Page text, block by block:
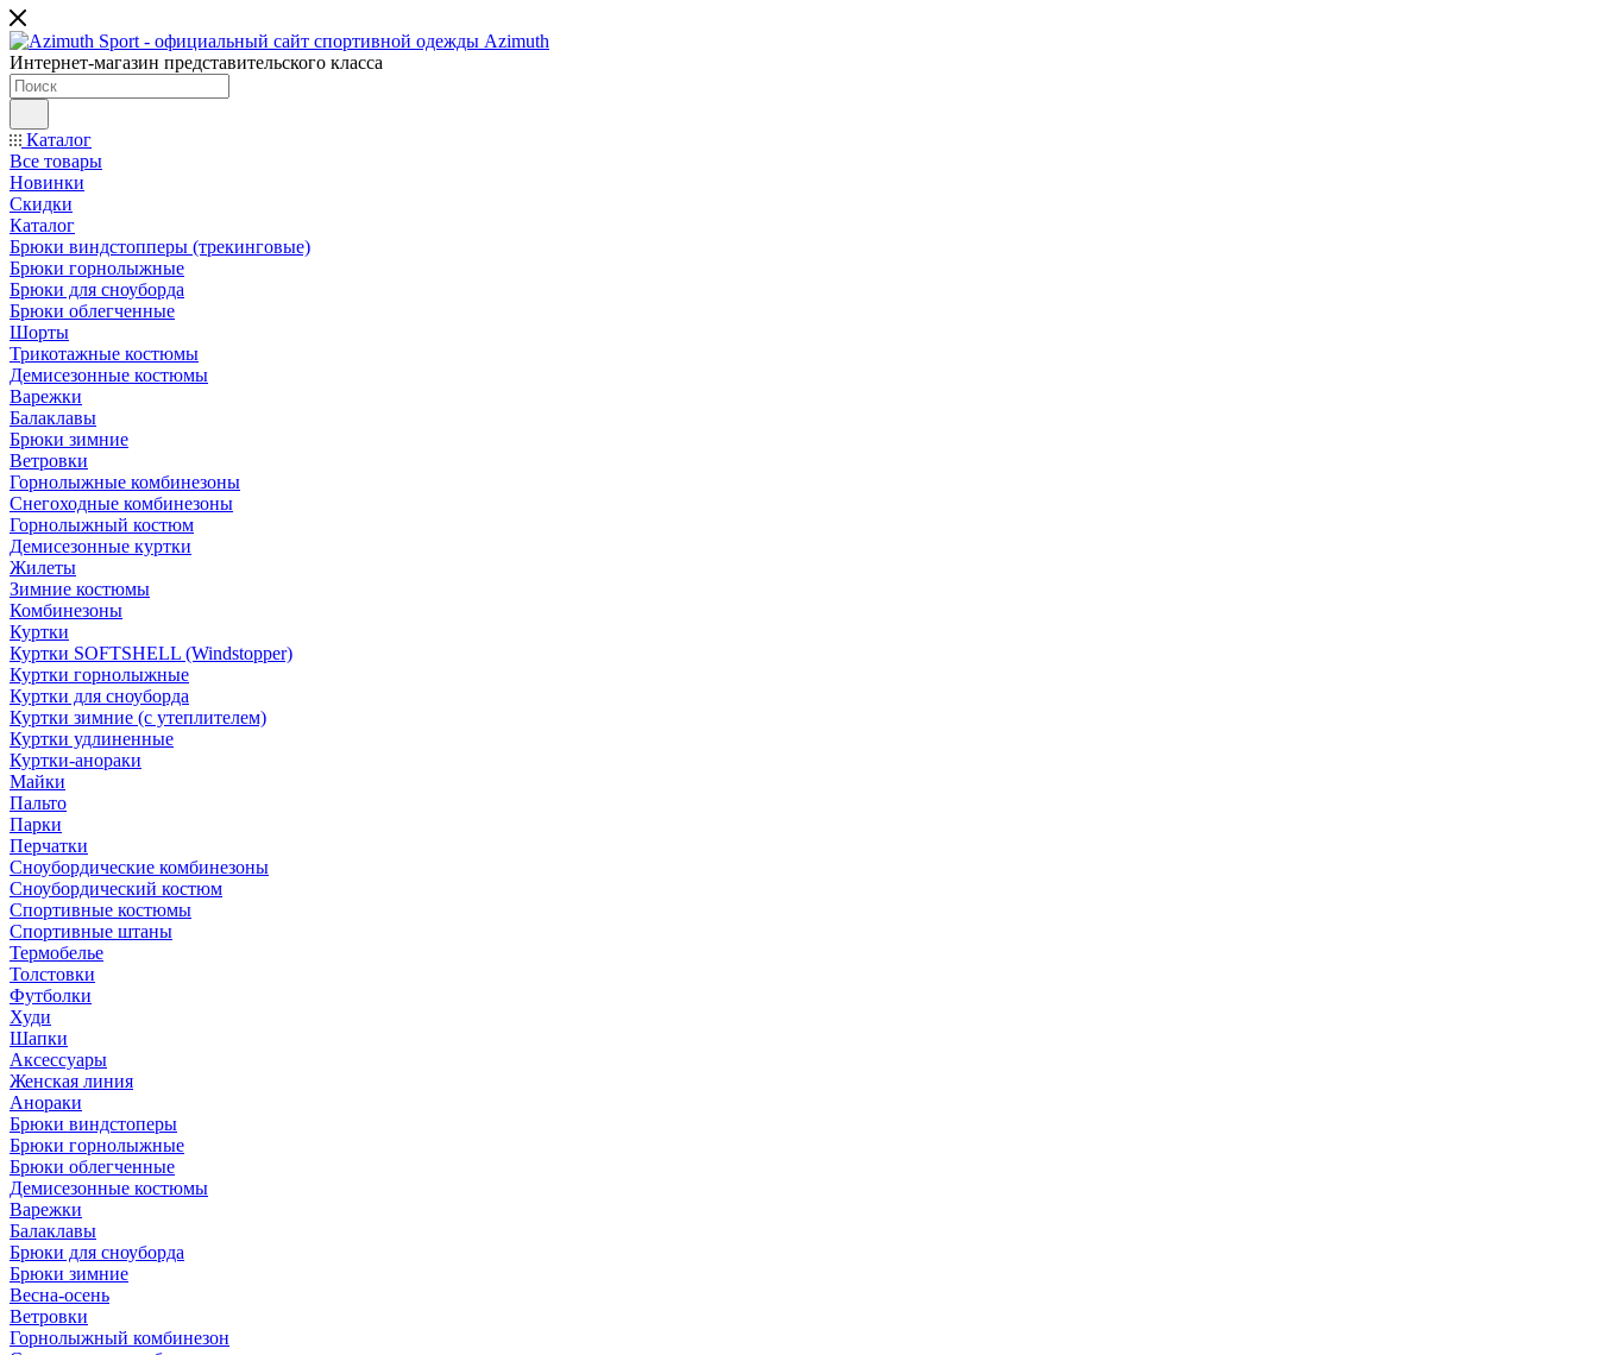
Интернет-магазин представительского класса
Каталог
Все товары
Новинки
Скидки
Каталог
Брюки виндстопперы (трекинговые)
Брюки горнолыжные
Брюки для сноуборда
Брюки облегченные
Шорты
Трикотажные костюмы
Демисезонные костюмы
Варежки
Балаклавы
Брюки зимние
Ветровки
Горнолыжные комбинезоны
Снегоходные комбинезоны
Горнолыжный костюм
Демисезонные куртки
Жилеты
Зимние костюмы
Комбинезоны
Куртки
Куртки SOFTSHELL (Windstopper)
Куртки горнолыжные
Куртки для сноуборда
Куртки зимние (с утеплителем)
Куртки удлиненные
Куртки-анораки
Майки
Пальто
Парки
Перчатки
Сноубордические комбинезоны
Сноубордический костюм
Спортивные костюмы
Спортивные штаны
Термобелье
Толстовки
Футболки
Худи
Шапки
Аксессуары
Женская линия
Анораки
Брюки виндстоперы
Брюки горнолыжные
Брюки облегченные
Демисезонные костюмы
Варежки
Балаклавы
Брюки для сноуборда
Брюки зимние
Весна-осень
Ветровки
Горнолыжный комбинезон